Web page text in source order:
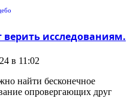
верить исследованиям.
в 11:02
найти бесконечное
опровергающих друг